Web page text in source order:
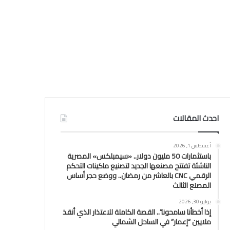
احدث المقالات
أغسطس 1, 2026
باستثمارات 50 مليون دولار.. «سيمبلكس» المصرية
الناشئة تفتتح مصنعها الجديد لتصنيع ماكينات التحكم
الرقمي CNC بالعاشر من رمضان.. ووضع حجر أساس
المصنع الثالث
يوليو 30, 2026
إذا أخطأنا سامحونا”.. القصة الكاملة للاعتذار الذي أنقذ
ملايين “إعمار” في الساحل الشمالي